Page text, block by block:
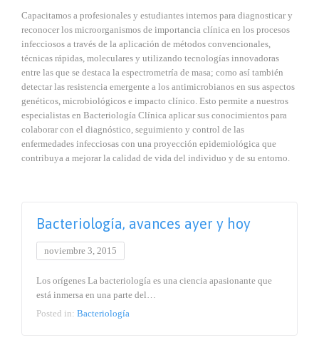
Capacitamos a profesionales y estudiantes internos para diagnosticar y
reconocer los microorganismos de importancia clínica en los procesos
infecciosos a través de la aplicación de métodos convencionales,
técnicas rápidas, moleculares y utilizando tecnologías innovadoras
entre las que se destaca la espectrometría de masa; como así también
detectar las resistencia emergente a los antimicrobianos en sus aspectos
genéticos, microbiológicos e impacto clínico. Esto permite a nuestros
especialistas en Bacteriología Clínica aplicar sus conocimientos para
colaborar con el diagnóstico, seguimiento y control de las
enfermedades infecciosas con una proyección epidemiológica que
contribuya a mejorar la calidad de vida del individuo y de su entorno.
Bacteriología, avances ayer y hoy
noviembre 3, 2015
Los orígenes La bacteriología es una ciencia apasionante que
está inmersa en una parte del…
Posted in: Bacteriología